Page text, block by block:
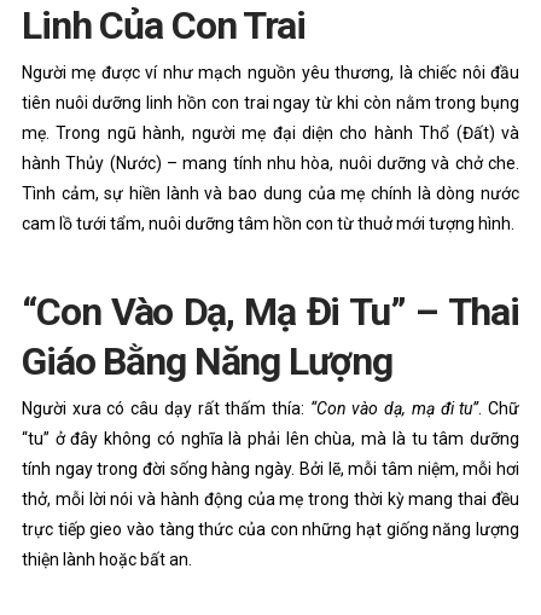
Linh Của Con Trai
Người mẹ được ví như mạch nguồn yêu thương, là chiếc nôi đầu
tiên nuôi dưỡng linh hồn con trai ngay từ khi còn nằm trong bụng
mẹ. Trong ngũ hành, người mẹ đại diện cho hành Thổ (Đất) và
hành Thủy (Nước) – mang tính nhu hòa, nuôi dưỡng và chở che.
Tình cảm, sự hiền lành và bao dung của mẹ chính là dòng nước
cam lồ tưới tẩm, nuôi dưỡng tâm hồn con từ thuở mới tượng hình.
“Con Vào Dạ, Mạ Đi Tu” – Thai
Giáo Bằng Năng Lượng
Người xưa có câu dạy rất thấm thía: “Con vào dạ, mạ đi tu”. Chữ
“tu” ở đây không có nghĩa là phải lên chùa, mà là tu tâm dưỡng
tính ngay trong đời sống hàng ngày. Bởi lẽ, mỗi tâm niệm, mỗi hơi
thở, mỗi lời nói và hành động của mẹ trong thời kỳ mang thai đều
trực tiếp gieo vào tàng thức của con những hạt giống năng lượng
thiện lành hoặc bất an.